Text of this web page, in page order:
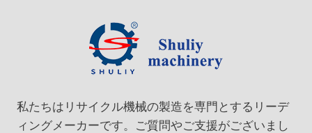
私たちはリサイクル機械の製造を専門とするリーデ
ィングメーカーです。ご質問やご支援がございまし